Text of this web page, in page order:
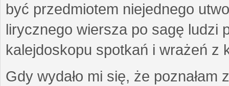
być przedmiotem niejednego
lirycznego wiersza po sagę ludzi
kalejdoskopu spotkań i wrażeń z
Gdy wydało mi się, że